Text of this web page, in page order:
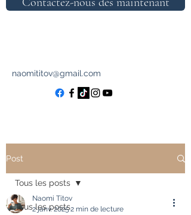
naomititov@gmail.com
Post
Tous les posts
Tous les posts
Naomi Titov
2 janv. 20252 min de lecture